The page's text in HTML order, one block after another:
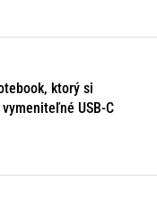
ktorý si
USB-C